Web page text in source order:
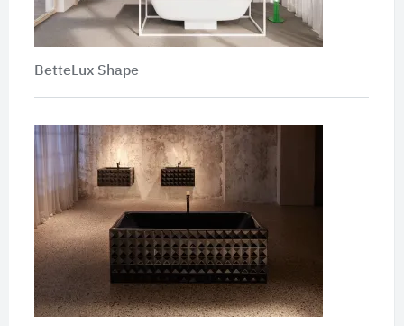
BetteLux Shape